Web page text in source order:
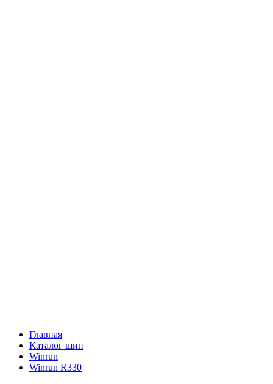
Главная
Каталог шин
Winrun
Winrun R330